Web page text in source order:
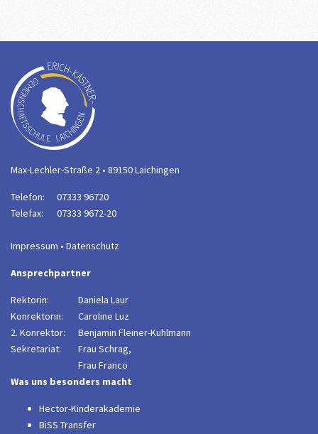
Max-Lechler-Straße 2 • 89150 Laichingen
Telefon:
07333 96720
Telefax:
07333 9672-20
Impressum • Datenschutz
Ansprechpartner
Rektorin:
Daniela Laur
Konrektorin:
Caroline Luz
2. Konrektor:
Benjamin Fleiner-Kuhlmann
Sekretariat:
Frau Schrag,
Frau Franco
Was uns besonders macht
Hector-Kinderakademie
BiSS Transfer